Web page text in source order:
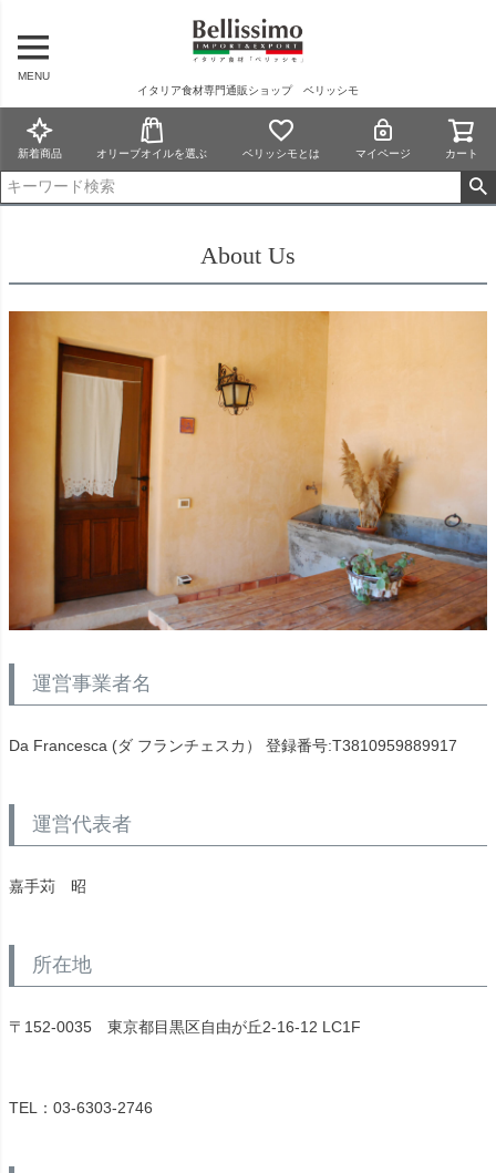
MENU
イタリア食材専門通販ショップ ベリッシモ
新着商品 オリーブオイルを選ぶ ベリッシモとは マイページ カート
About Us
運営事業者名
Da Francesca (ダ フランチェスカ） 登録番号:T3810959889917
運営代表者
嘉手苅 昭
所在地
〒152-0035 東京都目黒区自由が丘2-16-12 LC1F
TEL：03-6303-2746